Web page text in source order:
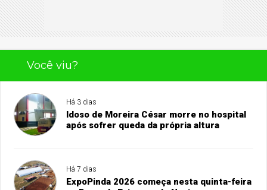
Você viu?
Há 3 dias
Idoso de Moreira César morre no hospital
após sofrer queda da própria altura
Há 7 dias
ExpoPinda 2026 começa nesta quinta-feira